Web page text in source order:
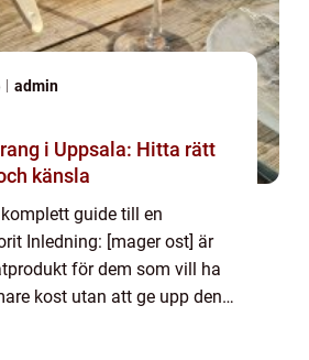
admin
i Uppsala: Hitta rätt
känsla
guide till en
Inledning: [mager ost] är
för dem som vill ha
kost utan att ge upp den